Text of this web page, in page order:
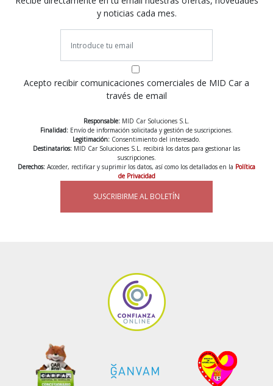
y noticias cada mes.
Acepto recibir comunicaciones comerciales de MID Car a
través de email
Responsable: MID Car Soluciones S.L.
Finalidad: Envío de información solicitada y gestión de suscripciones.
Legitimación: Consentimiento del interesado.
Destinatarios: MID Car Soluciones S.L. recibirá los datos para gestionar las
suscripciones.
Derechos: Acceder, rectificar y suprimir los datos, así como los detallados en la Política
de Privacidad
SUSCRIBIRME AL BOLETÍN